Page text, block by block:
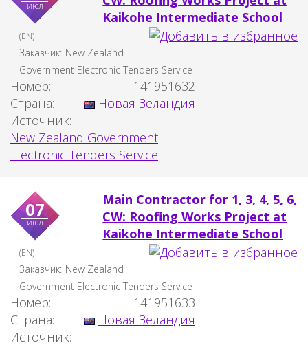
июл
Kaikohe Intermediate School
(EN)
Заказчик: New Zealand
Government Electronic Tenders Service
Номер:
141951632
Страна:
Новая Зеландия
Источник:
New Zealand Government
Electronic Tenders Service
07
июл
Main Contractor for 1, 3, 4, 5, 6,
CW: Roofing Works Project at
Kaikohe Intermediate School
(EN)
Заказчик: New Zealand
Government Electronic Tenders Service
Номер:
141951633
Страна:
Новая Зеландия
Источник: